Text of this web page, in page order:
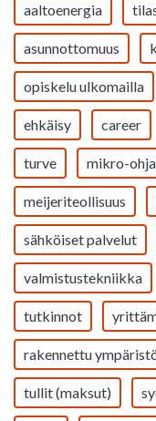
aaltoenergia
asunnottomuus
opiskelu ulkomailla
ehkäisy career
turve mikro-
meijeriteollisuus
sähköiset palvelut
valmistustekniikka
tutkinnot
rakennettu
tullit (maksut)